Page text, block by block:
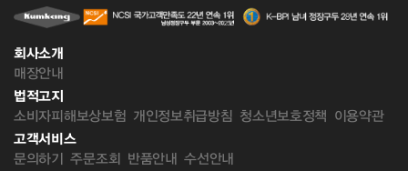
회사소개
매장안내
법적고지
소비자피해보상보험 개인정보취급방침 청소년보호정책 이용약관
고객서비스
문의하기 주문조회 반품안내 수선안내